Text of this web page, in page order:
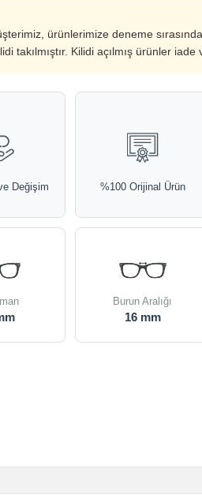
ürünlerimize deneme
takılmıştır. Kilidi açılmış ürünler
Değişim %100 Orijinal Ürün
Burun Aralığı
16 mm